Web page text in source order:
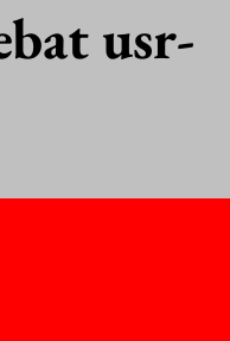
usr-
Maar